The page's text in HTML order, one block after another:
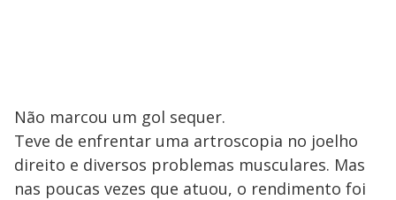
Não marcou um gol sequer.
Teve de enfrentar uma artroscopia no joelho
direito e diversos problemas musculares. Mas
nas poucas vezes que atuou, o rendimento foi